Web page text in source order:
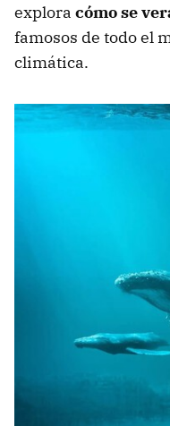
explora cómo se
famosos de todo el
climática.